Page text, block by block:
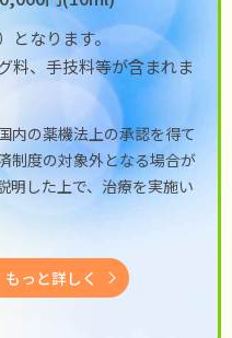
なります。
料、手技料等が含まれま
内の薬機法上の承認を得て
制度の対象外となる場合が
明した上で、治療を実施い
っと詳しく